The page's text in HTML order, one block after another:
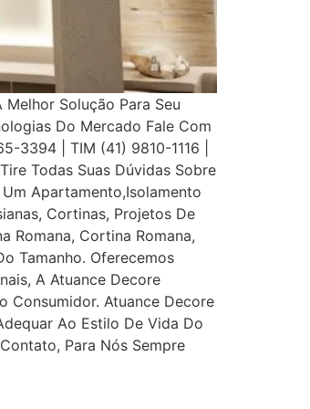
Solução Para Seu
Do Mercado Fale Com
3394 | TIM (41) 9810-1116 |
Todas Suas Dúvidas Sobre
Apartamento,Isolamento
Cortinas, Projetos De
Romana, Cortina Romana,
Tamanho. Oferecemos
A Atuance Decore
Consumidor. Atuance Decore
Ao Estilo De Vida Do
Para Nós Sempre